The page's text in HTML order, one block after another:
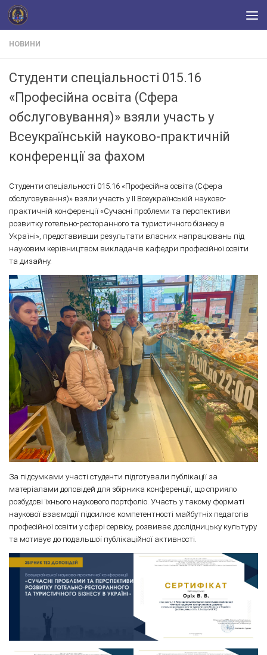
Skip to content
НОВИНИ
Студенти спеціальності 015.16
«Професійна освіта (Сфера
обслуговування)» взяли участь у
Всеукраїнській науково-практичній
конференції за фахом
Студенти спеціальності 015.16 «Професійна освіта (Сфера
обслуговування)» взяли участь у II Всеукраїнській науково-
практичній конференції «Сучасні проблеми та перспективи
розвитку готельно-ресторанного та туристичного бізнесу в
Україні», представивши результати власних напрацювань під
науковим керівництвом викладачів кафедри професійної освіти
та дизайну.
За підсумками участі студенти підготували публікації за
матеріалами доповідей для збірника конференції, що сприяло
розбудові їхнього наукового портфоліо. Участь у такому форматі
наукової взаємодії підсилює компетентності майбутніх педагогів
професійної освіти у сфері сервісу, розвиває дослідницьку культуру
та мотивує до подальшої публікаційної активності.